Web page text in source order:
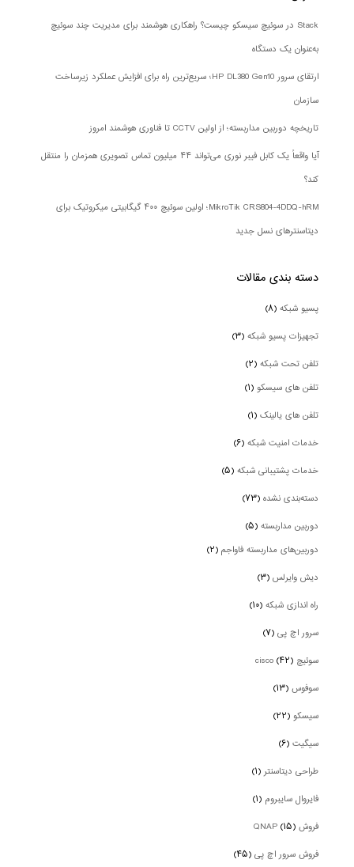
Stack در سوئیچ سیسکو چیست؟ راهکاری هوشمند برای مدیریت چند سوئیچ
به‌عنوان یک دستگاه
ارتقای سرور HP DL380 Gen10؛ سریع‌ترین راه برای افزایش عملکرد زیرساخت
سازمان
تاریخچه دوربین مداربسته؛ از اولین CCTV تا فناوری هوشمند امروز
آیا واقعاً یک کابل فیبر نوری می‌تواند ۴۴ میلیون تماس تصویری همزمان را منتقل
کند؟
MikroTik CRS804-4DDQ-hRM؛ اولین سوئیچ ۴۰۰ گیگابیتی میکروتیک برای
دیتاسنترهای نسل جدید
دسته بندی‌ مقالات
پسیو شبکه(۸)
تجهیزات پسیو شبکه(۳)
تلفن تحت شبکه(۲)
تلفن های سیسکو(۱)
تلفن های یالینک(۱)
خدمات امنیت شبکه(۶)
خدمات پشتیبانی شبکه(۵)
دسته‌بندی نشده(۷۳)
دوربین‌ مداربسته(۵)
دوربین‌های مداربسته فاواجم(۲)
دیش وایرلس(۳)
راه اندازی شبکه(۱۰)
سرور اچ پی(۷)
سوئیچ cisco (۴۲)
سوفوس(۱۳)
سیسکو(۲۲)
سیگیت(۶)
طراحی دیتاسنتر(۱)
فایروال سایبروم (۱)
فروش QNAP (۱۵)
فروش سرور اچ پی(۴۵)